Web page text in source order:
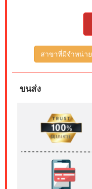
สาขาที่มีจำหน่าย
ขนส่ง